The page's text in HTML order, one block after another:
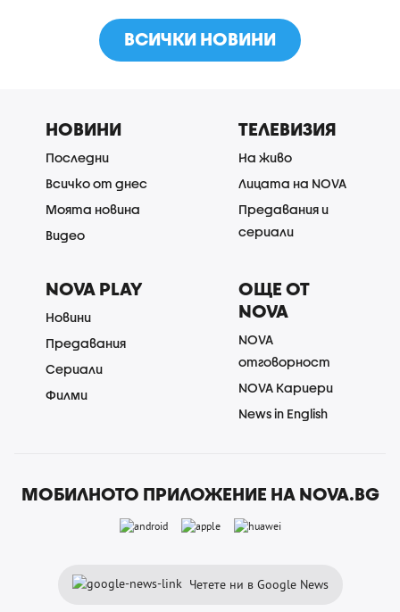
ВСИЧКИ НОВИНИ
НОВИНИ
Последни
Всичко от днес
Моята новина
Видео
ТЕЛЕВИЗИЯ
На живо
Лицата на NOVA
Предавания и
сериали
NOVA PLAY
Новини
Предавания
Сериали
Филми
ОЩЕ ОТ
NOVA
NOVA
отговорност
NOVA Кариери
News in English
МОБИЛНОТО ПРИЛОЖЕНИЕ НА NOVA.BG
Четете ни в Google News